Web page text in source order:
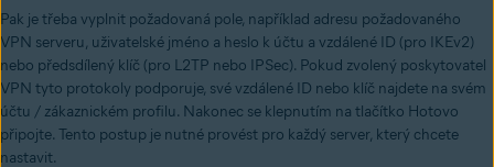
Pak je třeba vyplnit požadovaná pole, například adresu požadovaného
VPN serveru, uživatelské jméno a heslo k účtu a vzdálené ID (pro IKEv2)
nebo předsdílený klíč (pro L2TP nebo IPSec). Pokud zvolený poskytovatel
VPN tyto protokoly podporuje, své vzdálené ID nebo klíč najdete na svém
účtu / zákaznickém profilu. Nakonec se klepnutím na tlačítko Hotovo
připojte. Tento postup je nutné provést pro každý server, který chcete
nastavit.